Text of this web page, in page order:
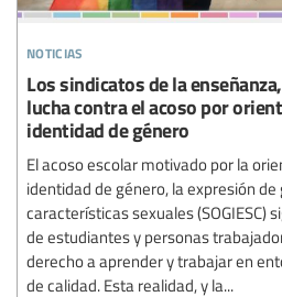
noticias
Los sindicatos de la
lucha contra el acoso por
identidad de género
El acoso escolar motivado por la
identidad de género, la expresión de
características sexuales (SOGIESC)
de estudiantes y personas
derecho a aprender y trabajar en
de calidad. Esta realidad, y la...